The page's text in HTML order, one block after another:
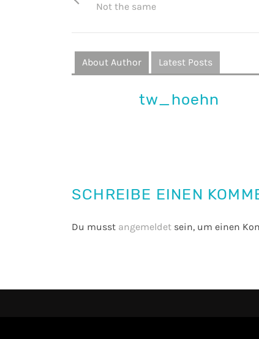
Not the same
About Author Latest Posts
tw_hoehn
SCHREIBE EINEN
Du musst angemeldet sein, um einen